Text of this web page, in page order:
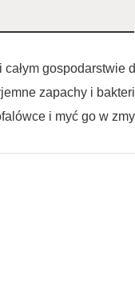
zapachy i
i myć go w